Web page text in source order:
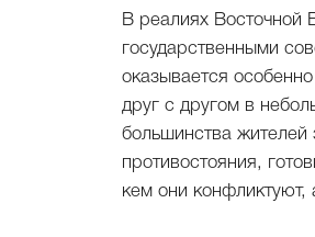
В реалиях Восточной
государственными
оказывается
друг с другом в
большинства жителей
противостояния,
кем они конфликтуют,